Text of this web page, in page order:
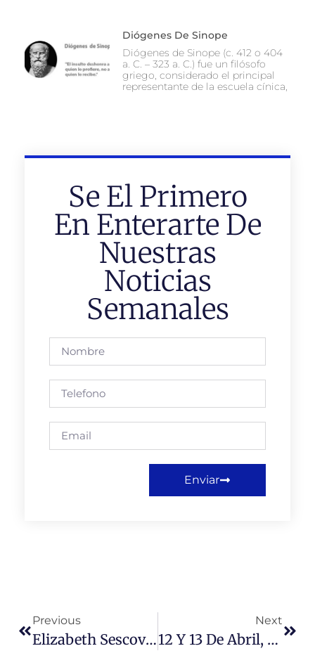
Diógenes De Sinope
Diógenes de Sinope (c. 412 o 404
a. C. – 323 a. C.) fue un filósofo
griego, considerado el principal
representante de la escuela cínica,
Se El Primero
En Enterarte De
Nuestras
Noticias
Semanales
Enviar
Previous
Elizabeth Sescovich, Directora De Carrera De Derecho Participó En Seminario De Enseñanza Del Derecho, Formación De Abogados, Clínicas Jurídicas Y Grado Académico.
Next
12 Y 13 De Abril, Córdoba – Argentina. “III Cumbre Académica América Latina, Caribe Y Europa”